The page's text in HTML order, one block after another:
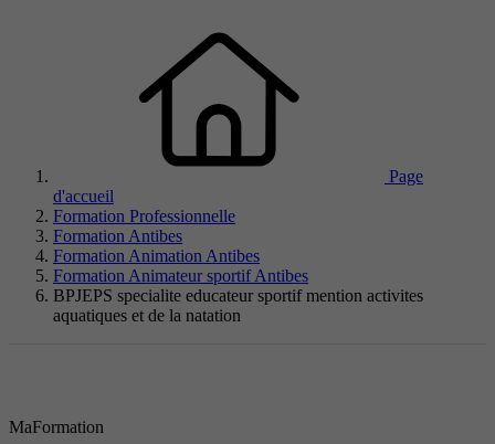
Page
d'accueil
Formation Professionnelle
Formation Antibes
Formation Animation Antibes
Formation Animateur sportif Antibes
BPJEPS specialite educateur sportif mention activites
aquatiques et de la natation
MaFormation